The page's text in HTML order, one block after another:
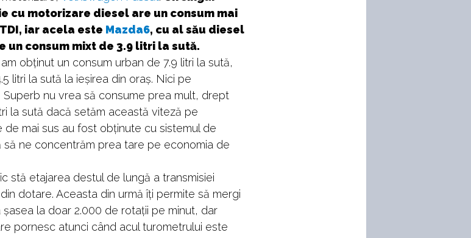
cu motorizare diesel are un consum mai
iar acela este Mazda6, cu al său diesel
un consum mixt de 3.9 litri la sută.
obținut un consum urban de 7.9 litri la sută,
litri la sută la ieșirea din oraș. Nici pe
nu vrea să consume prea mult, drept
la sută dacă setăm această viteză pe
de mai sus au fost obținute cu sistemul de
să ne concentrăm prea tare pe economia de
stă etajarea destul de lungă a transmisiei
dotare. Aceasta din urmă îți permite să mergi
la doar 2.000 de rotații pe minut, dar
pornesc atunci când acul turometrului este